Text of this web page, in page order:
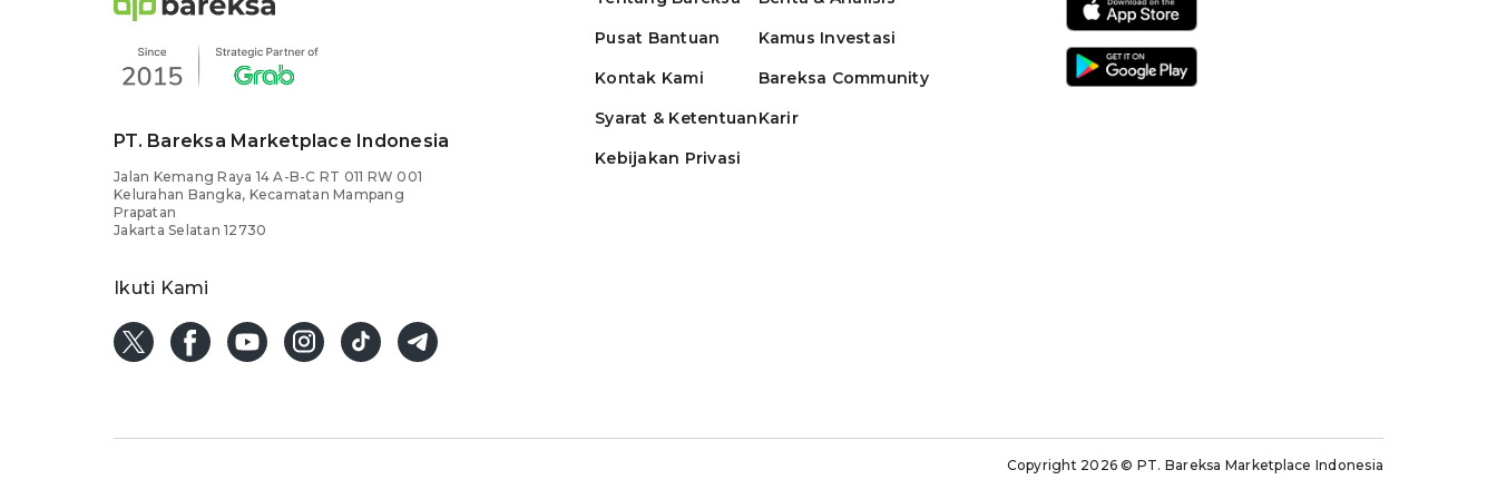
PT. Bareksa Marketplace Indonesia
Jalan Kemang Raya 14 A-B-C RT 011 RW 001
Kelurahan Bangka, Kecamatan Mampang
Prapatan
Jakarta Selatan 12730
Ikuti Kami
Pusat Bantuan
Kontak Kami
Syarat & Ketentuan
Kebijakan Privasi
Kamus Investasi
Bareksa Community
Karir
Copyright 2026© PT. Bareksa Marketplace Indonesia